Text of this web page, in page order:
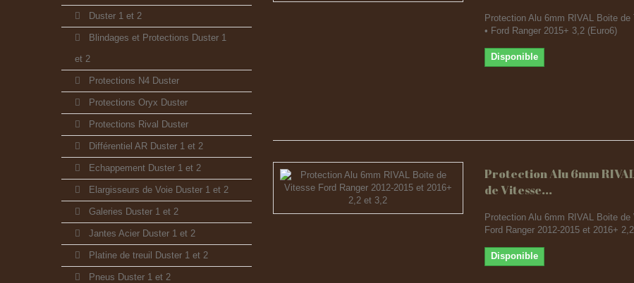
Duster 1 et 2
Blindages et Protections Duster 1
et 2
Protections N4 Duster
Protections Oryx Duster
Protections Rival Duster
Différentiel AR Duster 1 et 2
Echappement Duster 1 et 2
Elargisseurs de Voie Duster 1 et 2
Galeries Duster 1 et 2
Jantes Acier Duster 1 et 2
Platine de treuil Duster 1 et 2
Pneus Duster 1 et 2
Protection Alu 6mm RIVAL Boite de
• Ford Ranger 2015+ 3,2 (Euro6)
Disponible
Protection Alu 6mm
de Vitesse...
Protection Alu 6mm RIVAL Boite de
Ford Ranger 2012-2015 et 2016+
Disponible